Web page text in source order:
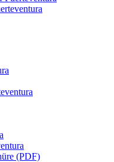
(PDF)